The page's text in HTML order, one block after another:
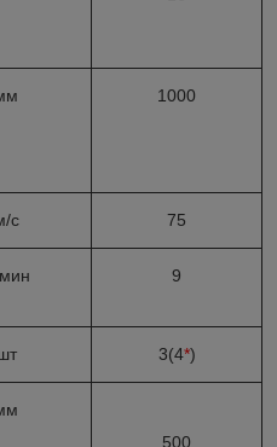
1000
с 75
9
3(4*)
500